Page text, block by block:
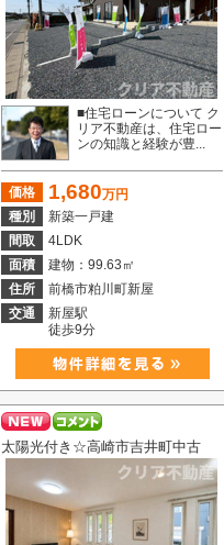
■住宅ローンについて ク
リア不動産は、住宅ロー
ンの知識と経験が豊...
価格 1,680万円
種別
新築一戸建
間取
4LDK
面積
建物：99.63㎡
住所
前橋市粕川町新屋
交通
新屋駅
徒歩9分
太陽光付き☆高崎市吉井町中古